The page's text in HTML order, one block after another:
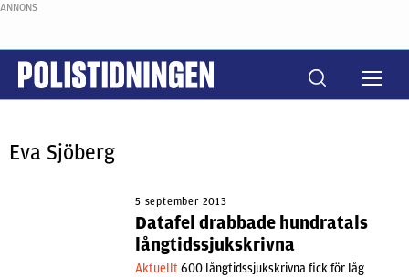
ANNONS
Eva Sjöberg
5 september 2013
Datafel drabbade hundratals
långtidssjukskrivna
Aktuellt 600 långtidssjukskrivna fick för låg